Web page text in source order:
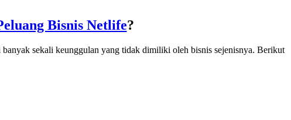
Bisnis Netlife?
sekali keunggulan yang tidak dimiliki oleh bisnis sejenisnya. Berikut